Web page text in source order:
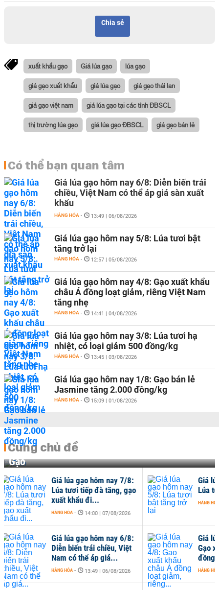
Chia sẻ
xuất khẩu gạo Giá lúa gạo lúa gạo
giá gạo xuất khẩu giá lúa gạo giá gạo thái lan
giá gạo việt nam giá lúa gạo tại các tỉnh ĐBSCL
thị trường lúa gạo giá lúa gạo ĐBSCL giá gạo bán lẻ
Có thể bạn quan tâm
Giá lúa gạo hôm nay 6/8: Diễn biến trái
chiều, Việt Nam có thể áp giá sàn xuất
khẩu
HÀNG HÓA - 13:49 | 06/08/2026
Giá lúa gạo hôm nay 5/8: Lúa tươi bật
tăng trở lại
HÀNG HÓA - 12:57 | 05/08/2026
Giá lúa gạo hôm nay 4/8: Gạo xuất khẩu
châu Á đồng loạt giảm, riêng Việt Nam
tăng nhẹ
HÀNG HÓA - 14:41 | 04/08/2026
Giá lúa gạo hôm nay 3/8: Lúa tươi hạ
nhiệt, có loại giảm 500 đồng/kg
HÀNG HÓA - 13:45 | 03/08/2026
Giá lúa gạo hôm nay 1/8: Gạo bán lẻ
Jasmine tăng 2.000 đồng/kg
HÀNG HÓA - 15:09 | 01/08/2026
Cùng chủ đề
Gạo
gạo hôm nay 7/8:
tiếp đà tăng, gạo
đi...
- 14:00 | 07/08/2026
gạo hôm nay 6/8:
trái chiều, Việt
thể áp giá...
- 13:49 | 06/08/2026
Giá lúa gạo hôm nay 5/8:
Lúa tươi bật tăng trở lại
HÀNG HÓA - 12:57 | 05/08/2026
Giá lúa gạo hôm nay 4/8:
Gạo xuất khẩu châu Á
đồng loạt giảm, riêng...
HÀNG HÓA - 14:41 | 04/08/2026